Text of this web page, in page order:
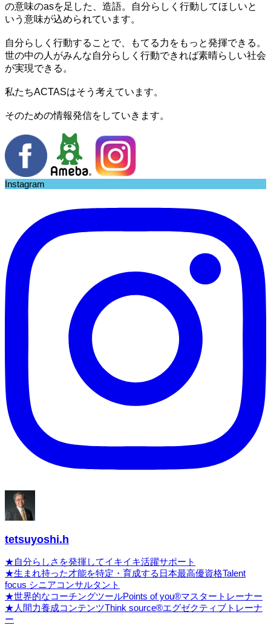
の意味のasを足した、造語。自分らしく行動してほしいと
いう意味が込められています。
自分らしく行動することで、もてる力をもっと発揮できる。
世の中の人がみんな自分らしく行動できれば素晴らしい社会
が実現できる。
私たちACTASはそう考えています。
そのための情報発信をしていきます。
Instagram
tetsuyoshi.h
★自分らしさを発揮してイキイキ活躍サポート
★生まれ持った才能を特定・育成する日本最高優資格Talent
focus シニアコンサルタント
★世界的なコーチングツールPoints of you®マスタートレーナー
★人間力養成コンテンツThink source®エグゼクティブトレーナ
ー